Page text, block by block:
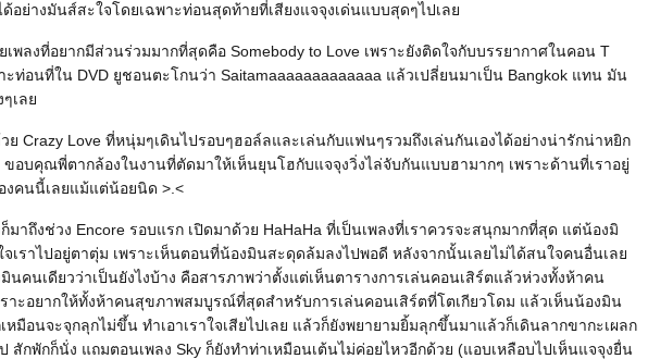
ด้อย่างมันส์สะใจโดยเฉพาะท่อนสุดท้ายที่เสียงแจจุงเด่นแบบสุดๆไปเล
เพลงที่อยากมีส่วนร่วมมากที่สุดคือ Somebody to Love เพราะยังติดใจกับบรรยากาศในคอน T
ท่อนที่ใน DVD ยูชอนตะโกนว่า Saitamaaaaaaaaaaaaa แล้วเปลี่ยนมาเป็น Bangkok แทน มัน
ๆเล
ย Crazy Love ที่หนุ่มๆเดินไปรอบๆฮอล์ลและเล่นกับแฟนๆรวมถึงเล่นกันเองได้อย่างน่ารักน่าหยิก
ขอบคุณพี่ตากล้องในงานที่ตัดมาให้เห็นยุนโฮกับแจจุงวิ่งไล่จับกันแบบฮามากๆ เพราะด้านที่เราอยู่
งคนนี้เลยแม้แต่น้อยนิด >.<
าถึงช่วง Encore รอบแรก เปิดมาด้วย HaHaHa ที่เป็นเพลงที่เราควรจะสนุกมากที่สุด แต่น้องมิ
จเราไปอยู่ตาตุ่ม เพราะเห็นตอนที่น้องมินสะดุดล้มลงไปพอดี หลังจากนั้นเลยไม่ได้สนใจคนอื่นเล
นคนเดียวว่าเป็นยังไงบ้าง คือสารภาพว่าตั้งแต่เห็นตารางการเล่นคอนเสิร์ตแล้วห่วงทั้งห้าคน
ราะอยากให้ทั้งห้าคนสุขภาพสมบูรณ์ที่สุดสำหรับการเล่นคอนเสิร์ตที่โตเกียวโดม แล้วเห็นน้องมิน
หมือนจะจุกลุกไม่ขึ้น ทำเอาเราใจเสียไปเลย แล้วก็ยังพยายามยิ้มลุกขึ้นมาแล้วก็เดินลากขากะเผลก
สักพักก็นั่ง แถมตอนเพลง Sky ก็ยังทำท่าเหมือนเต้นไม่ค่อยไหวอีกด้วย (แอบเหลือบไปเห็นแจจุงยื่น